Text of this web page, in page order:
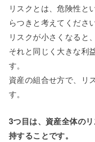
リスクとは、危険性と
らつきと考えてください
リスクが小さくなると
それと同じく大きな利
す。
資産の組合せ方で、リ
す。
3つ目は、資産全体の
持することです。